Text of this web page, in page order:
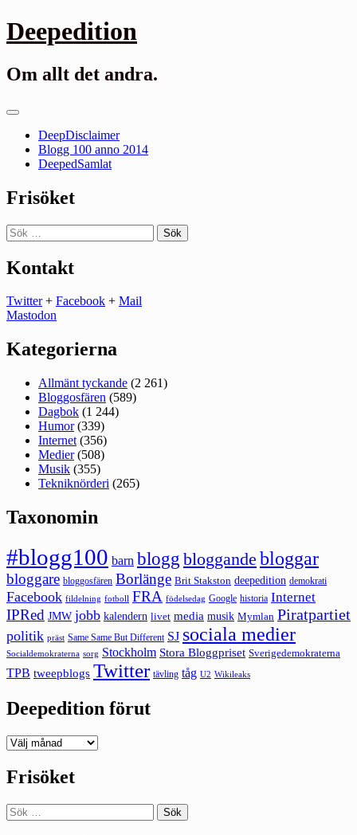
Gå
till
Deepedition
Om allt det andra.
Primär
DeepDisclaimer
Blogg 100 anno 2014
DeepedSamlat
Frisöket
Sök
efter:
Kontakt
Twitter+ Facebook + Mail
Mastodon
Kategorierna
Allmänt tyckande (2 261)
Bloggosfären (589)
Dagbok (1 244)
Humor(339)
Internet (356)
Medier(508)
Musik (355)
Tekniknörderi (265)
Taxonomin
#blogg100 barn blogg bloggande bloggar
bloggare bloggosfären Borlänge Brit Stakston deepedition demokrati
Facebook fildelning fotboll FRA födelsedag Google historia Internet
IPRed JMW jobb kalendern livet media musik Mymlan Piratpartiet
politik präst Same Same But Different SJ sociala medier
Socialdemokraterna sorg Stockholm Stora Bloggpriset Sverigedemokraterna
TPB tweepblogs Twitter tävling tåg U2 Wikileaks
Deepedition förut
Deepedition
Frisöket
Sök
efter: